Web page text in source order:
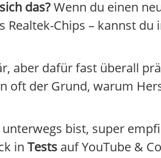
das?Wenn du einen
Chips – kannst du
aber dafür fast überall
oft der Grund, warum
bist, super
in Tests auf YouTube &